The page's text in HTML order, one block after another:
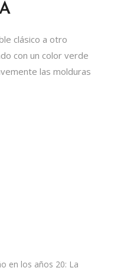
clásico a otro
con un color verde
las molduras
en los años 20: La